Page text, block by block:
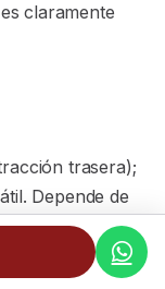
claramente
trasera);
Depende de